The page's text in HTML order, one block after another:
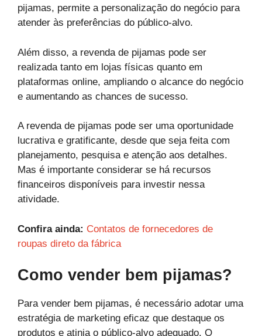
pijamas, permite a personalização do negócio para
atender às preferências do público-alvo.
Além disso, a revenda de pijamas pode ser
realizada tanto em lojas físicas quanto em
plataformas online, ampliando o alcance do negócio
e aumentando as chances de sucesso.
A revenda de pijamas pode ser uma oportunidade
lucrativa e gratificante, desde que seja feita com
planejamento, pesquisa e atenção aos detalhes.
Mas é importante considerar se há recursos
financeiros disponíveis para investir nessa
atividade.
Confira ainda: Contatos de fornecedores de
roupas direto da fábrica
Como vender bem pijamas?
Para vender bem pijamas, é necessário adotar uma
estratégia de marketing eficaz que destaque os
produtos e atinja o público-alvo adequado. O